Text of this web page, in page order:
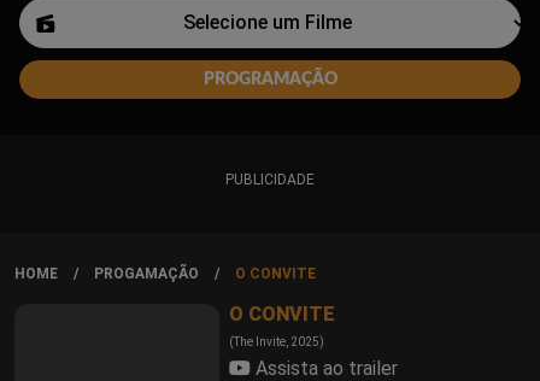
PUBLICIDADE
HOME PROGAMAÇÃO O CONVITE
O CONVITE
(The Invite, 2025)
Assista ao trailer